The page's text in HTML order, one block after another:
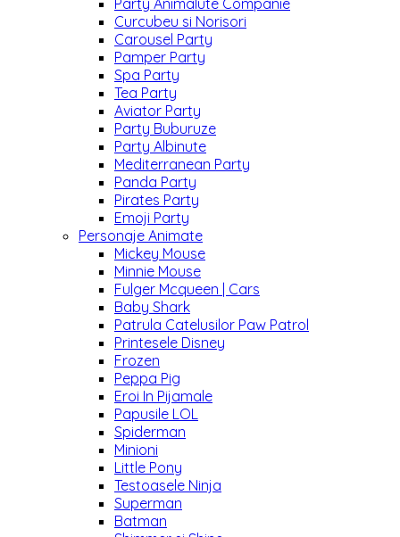
Party Animalute Companie
Curcubeu si Norisori
Carousel Party
Pamper Party
Spa Party
Tea Party
Aviator Party
Party Buburuze
Party Albinute
Mediterranean Party
Panda Party
Pirates Party
Emoji Party
Personaje Animate
Mickey Mouse
Minnie Mouse
Fulger Mcqueen | Cars
Baby Shark
Patrula Catelusilor Paw Patrol
Printesele Disney
Frozen
Peppa Pig
Eroi In Pijamale
Papusile LOL
Spiderman
Minioni
Little Pony
Testoasele Ninja
Superman
Batman